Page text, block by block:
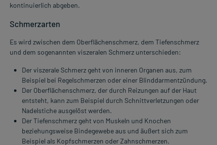
kontinuierlich abgeben.
Schmerzarten
Es wird zwischen dem Oberflächenschmerz, dem Tiefenschmerz
und dem sogenannten viszeralen Schmerz unterschieden:
Der viszerale Schmerz geht von inneren Organen aus, zum
Beispiel bei Regelschmerzen oder einer Blinddarmentzündung.
Der Oberflächenschmerz, der durch Reizungen auf der Haut
entsteht, kann zum Beispiel durch Schnittverletzungen oder
Nadelstiche ausgelöst werden.
Der Tiefenschmerz geht von Muskeln und Knochen
beziehungsweise Bindegewebe aus und äußert sich zum
Beispiel als Kopfschmerzen oder Zahnschmerzen.